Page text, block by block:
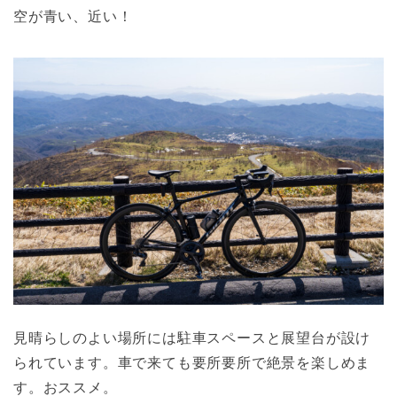
空が青い、近い！
見晴らしのよい場所には駐車スペースと展望台が設け
られています。車で来ても要所要所で絶景を楽しめま
す。おススメ。